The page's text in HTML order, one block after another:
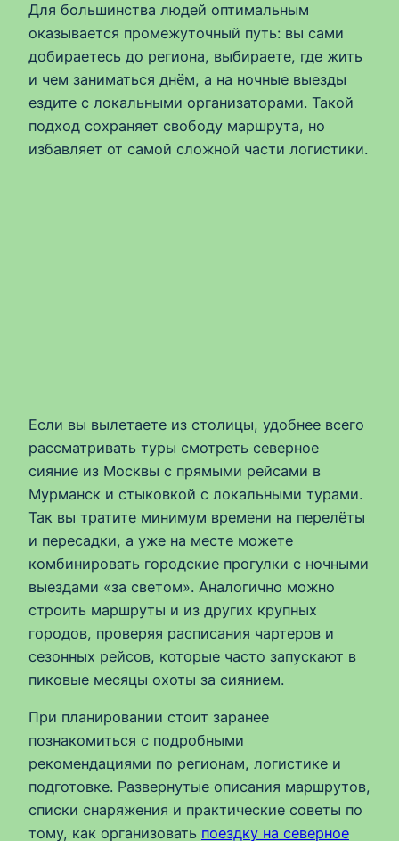
Для большинства людей оптимальным
оказывается промежуточный путь: вы сами
добираетесь до региона, выбираете, где жить
и чем заниматься днём, а на ночные выезды
ездите с локальными организаторами. Такой
подход сохраняет свободу маршрута, но
избавляет от самой сложной части логистики.
Если вы вылетаете из столицы, удобнее всего
рассматривать туры смотреть северное
сияние из Москвы с прямыми рейсами в
Мурманск и стыковкой с локальными турами.
Так вы тратите минимум времени на перелёты
и пересадки, а уже на месте можете
комбинировать городские прогулки с ночными
выездами «за светом». Аналогично можно
строить маршруты и из других крупных
городов, проверяя расписания чартеров и
сезонных рейсов, которые часто запускают в
пиковые месяцы охоты за сиянием.
При планировании стоит заранее
познакомиться с подробными
рекомендациями по регионам, логистике и
подготовке. Развернутые описания маршрутов,
списки снаряжения и практические советы по
тому, как организовать поездку на северное